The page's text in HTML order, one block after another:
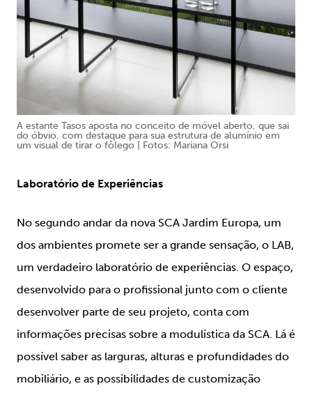
A estante Tasos aposta no conceito de móvel aberto, que sai
do óbvio, com destaque para sua estrutura de alumínio em
um visual de tirar o fôlego | Fotos: Mariana Orsi
Laboratório de Experiências
No segundo andar da nova SCA Jardim Europa, um
dos ambientes promete ser a grande sensação, o LAB,
um verdadeiro laboratório de experiências. O espaço,
desenvolvido para o profissional junto com o cliente
desenvolver parte de seu projeto, conta com
informações precisas sobre a modulística da SCA. Lá é
possível saber as larguras, alturas e profundidades do
mobiliário, e as possibilidades de customização